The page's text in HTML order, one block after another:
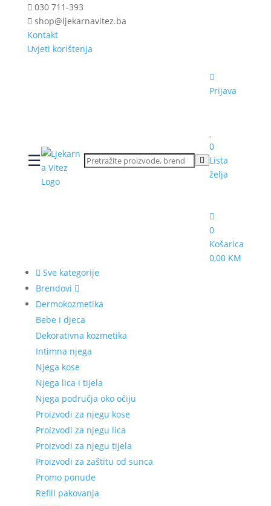
030 711-393
shop@ljekarnavitez.ba
Kontakt
Uvjeti korištenja
☰
Prijava
0
Lista
želja
0
Košarica
0,00 KM
Sve kategorije
Brendovi
Dermokozmetika
Bebe i djeca
Dekorativna kozmetika
Intimna njega
Njega kose
Njega lica i tijela
Njega područja oko očiju
Proizvodi za njegu kose
Proizvodi za njegu lica
Proizvodi za njegu tijela
Proizvodi za zaštitu od sunca
Promo ponude
Refill pakovanja